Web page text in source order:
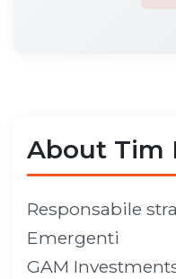
About Tim
Responsabile
Emergenti
GAM